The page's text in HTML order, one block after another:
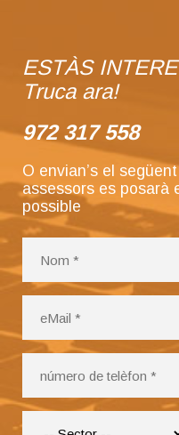
ESTÀS
Truca ara!
972 317 558
O envian’s el
assessors es posarà
possible